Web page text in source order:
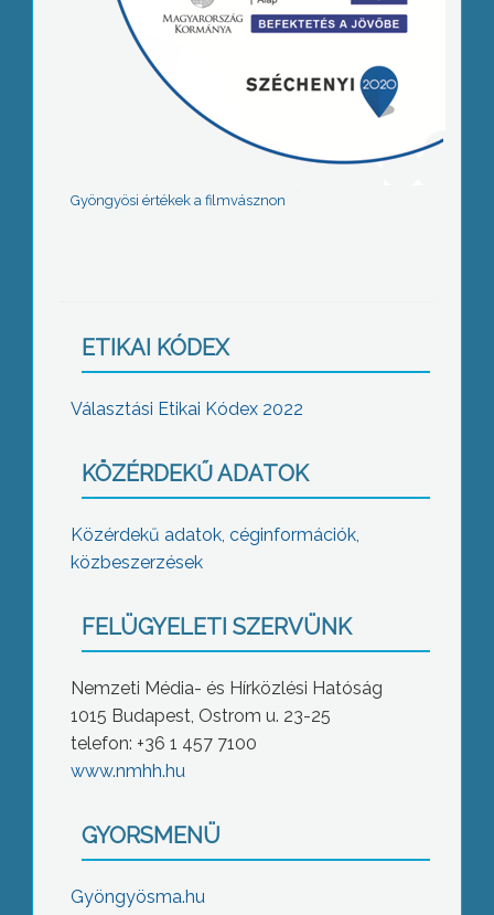
Gyöngyösi értékek a filmvásznon
ETIKAI KÓDEX
Választási Etikai Kódex 2022
KÖZÉRDEKŰ ADATOK
Közérdekű adatok, céginformációk,
közbeszerzések
FELÜGYELETI SZERVÜNK
Nemzeti Média- és Hírközlési Hatóság
1015 Budapest, Ostrom u. 23-25
telefon: +36 1 457 7100
www.nmhh.hu
GYORSMENÜ
Gyöngyösma.hu